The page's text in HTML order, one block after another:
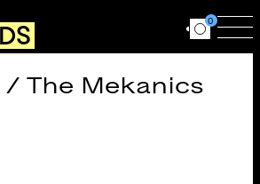
Ouvrir le
0
/ The Mekanics